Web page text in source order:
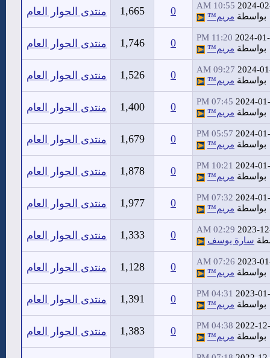
2024-
10:55 AM
بواسطة مريم™ 0
1,665 منتدى الحوار العام
2024-
11:20 PM
بواسطة مريم™ 0
1,746 منتدى الحوار العام
2024-
09:27 AM
بواسطة مريم™ 0
1,526 منتدى الحوار العام
2024-
07:45 PM
بواسطة مريم™ 0
1,400 منتدى الحوار العام
2024-
05:57 PM
بواسطة مريم™ 0
1,679 منتدى الحوار العام
2024-
10:21 PM
بواسطة مريم™ 0
1,878 منتدى الحوار العام
2024-
07:32 PM
بواسطة مريم™ 0
1,977 منتدى الحوار العام
2023-
02:29 AM
سارة يوسف 0
1,333 منتدى الحوار العام
2023-
07:26 AM
بواسطة مريم™ 0
1,128 منتدى الحوار العام
2023-
04:31 PM
بواسطة مريم™ 0
1,391 منتدى الحوار العام
2022-
04:38 PM
بواسطة مريم™ 0
1,383 منتدى الحوار العام